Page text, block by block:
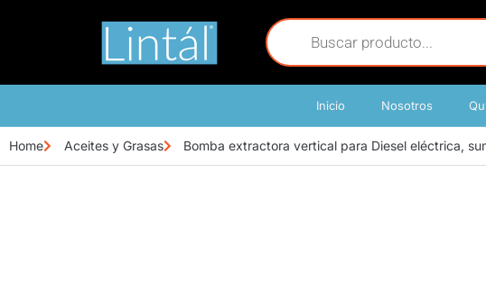
Inicio Nosotros
Home Aceites y Grasas Bomba extractora vertical para Diesel eléctrica,